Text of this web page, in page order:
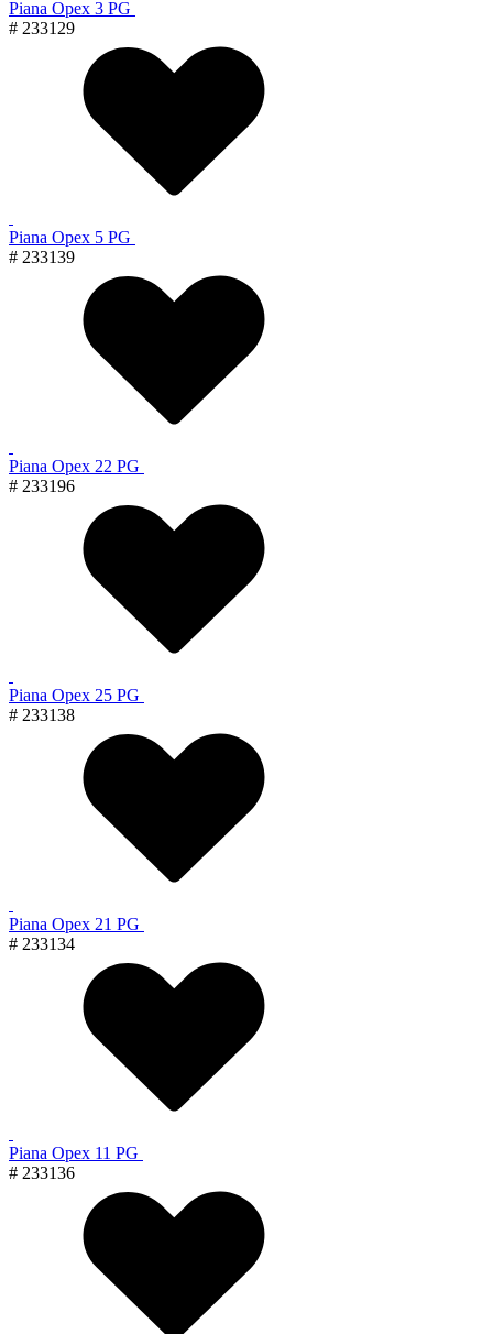
Piana Орех 3 PG
# 233129
Piana Орех 5 PG
# 233139
Piana Орех 22 PG
# 233196
Piana Орех 25 PG
# 233138
Piana Орех 21 PG
# 233134
Piana Орех 11 PG
# 233136